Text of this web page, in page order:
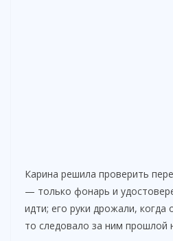
Карина решила проверить
— только фонарь и
идти; его руки дрожали, когда
то следовало за ним прошлой